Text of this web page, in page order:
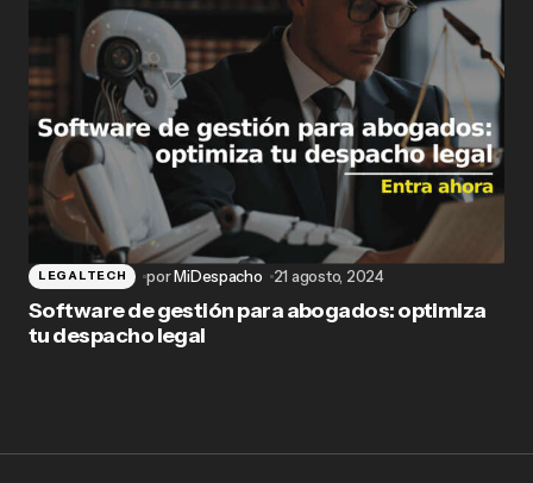
LEGALTECH porMiDespacho 21 agosto, 2024
Software de gestión para abogados: optimiza
tu despacho legal